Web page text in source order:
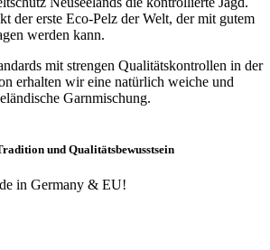
der erste Eco-Pelz der Welt, der mit gutem
werden kann.
mit strengen Qualitätskontrollen in der
erhalten wir eine natürlich weiche und
Garnmischung.
und Qualitätsbewusstsein
in Germany & EU!